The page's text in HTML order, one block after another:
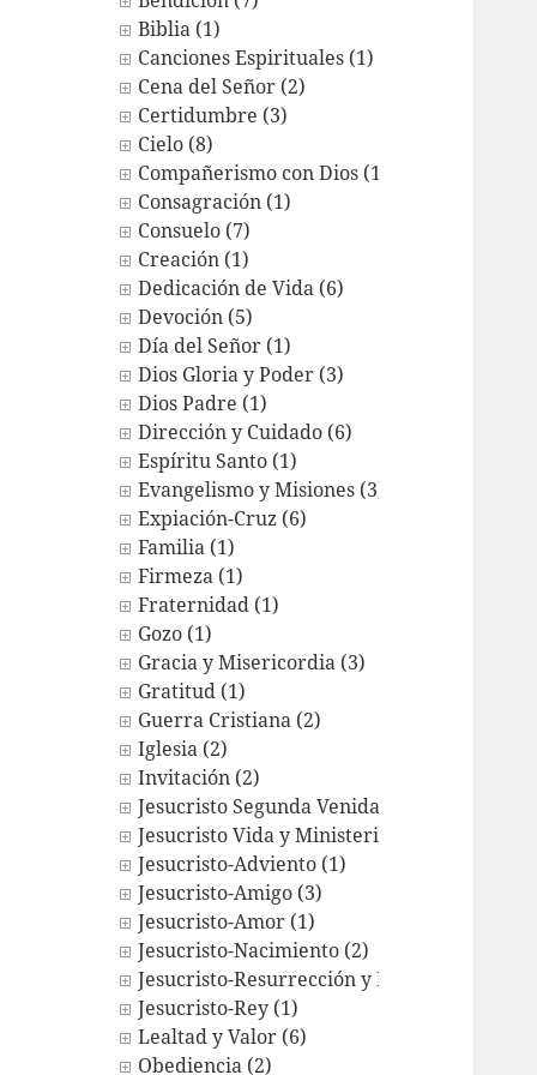
Biblia (1)
Canciones Espirituales (1)
Cena del Señor (2)
Certidumbre (3)
Cielo (8)
Compañerismo con Dios (12)
Consagración (1)
Consuelo (7)
Creación (1)
Dedicación de Vida (6)
Devoción (5)
Día del Señor (1)
Dios Gloria y Poder (3)
Dios Padre (1)
Dirección y Cuidado (6)
Espíritu Santo (1)
Evangelismo y Misiones (3)
Expiación-Cruz (6)
Familia (1)
Firmeza (1)
Fraternidad (1)
Gozo (1)
Gracia y Misericordia (3)
Gratitud (1)
Guerra Cristiana (2)
Iglesia (2)
Invitación (2)
Jesucristo Segunda Venida (1)
Jesucristo Vida y Ministerio (2)
Jesucristo-Adviento (1)
Jesucristo-Amigo (3)
Jesucristo-Amor (1)
Jesucristo-Nacimiento (2)
Jesucristo-Resurrección y Exaltación (9)
Jesucristo-Rey (1)
Lealtad y Valor (6)
Obediencia (2)